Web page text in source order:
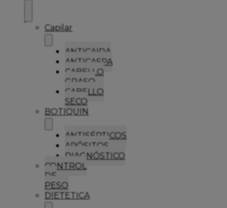
Capilar
ANTICAIDA
ANTICASPA
CABELLO
GRASO
CABELLO
SECO
BOTIQUIN
ANTISÉPTICOS
APÓSITOS
DIAGNÓSTICO
CONTROL
DE
PESO
DIETETICA